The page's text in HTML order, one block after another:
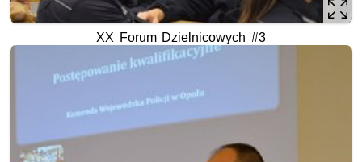
XX Forum Dzielnicowych #3